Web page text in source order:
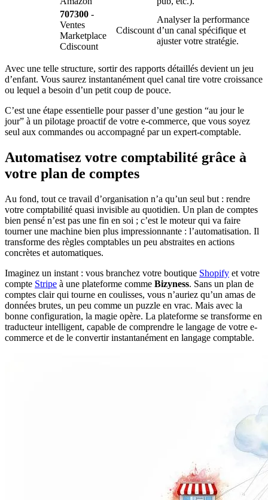
707300 -
Ventes
Marketplace
Cdiscount
Cdiscount
Analyser la performance
d’un canal spécifique et
ajuster votre stratégie.
Avec une telle structure, sortir des rapports détaillés devient un jeu
d’enfant. Vous saurez instantanément quel canal tire votre croissance
ou lequel a besoin d’un petit coup de pouce.
C’est une étape essentielle pour passer d’une gestion “au jour le
jour” à un pilotage proactif de votre e-commerce, que vous soyez
seul aux commandes ou accompagné par un expert-comptable.
Automatisez votre comptabilité grâce à
votre plan de comptes
Au fond, tout ce travail d’organisation n’a qu’un seul but : rendre
votre comptabilité quasi invisible au quotidien. Un plan de comptes
bien pensé n’est pas une fin en soi ; c’est le moteur qui va faire
tourner une machine bien plus impressionnante : l’automatisation. Il
transforme des règles comptables un peu abstraites en actions
concrètes et automatiques.
Imaginez un instant : vous branchez votre boutique Shopify et votre
compte Stripe à une plateforme comme Bizyness. Sans un plan de
comptes clair qui tourne en coulisses, vous n’auriez qu’un amas de
données brutes, un peu comme un puzzle en vrac. Mais avec la
bonne configuration, la magie opère. La plateforme se transforme en
traducteur intelligent, capable de comprendre le langage de votre e-
commerce et de le convertir instantanément en langage comptable.